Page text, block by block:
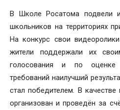
В Школе Росатома подвели
школьников на территориях
На конкурс свои
жители поддержали их
голосования и по оценке
требований наилучший
стал победителем. В
организован и проведён за